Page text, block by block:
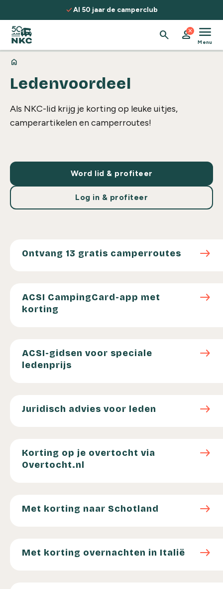
Spring naar de inhoud
checkAl 50 jaar de camperclub
search person
close menu
Menu
home
Ledenvoordeel
Als NKC-lid krijg je korting op leuke uitjes,
camperartikelen en camperroutes!
Word lid & profiteer
Log in & profiteer
Ontvang 13 gratis camperroutes east
ACSI CampingCard-app met
korting
east
ACSI-gidsen voor speciale
ledenprijs
east
Juridisch advies voor leden east
Korting op je overtocht via
Overtocht.nl
east
Met korting naar Schotland east
Met korting overnachten in Italië east